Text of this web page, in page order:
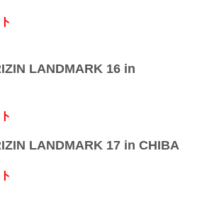
LANDMARK 16 in
LANDMARK 17 in CHIBA